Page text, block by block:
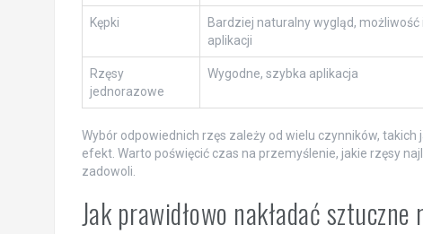
Kępki
Bardziej naturalny wygląd, możliwość
aplikacji
Rzęsy
jednorazowe
Wygodne, szybka aplikacja
Wybór odpowiednich rzęs zależy od wielu czynników,
efekt. Warto poświęcić czas na przemyślenie, jakie rzęsy
zadowoli.
Jak prawidłowo nakładać sztuczne